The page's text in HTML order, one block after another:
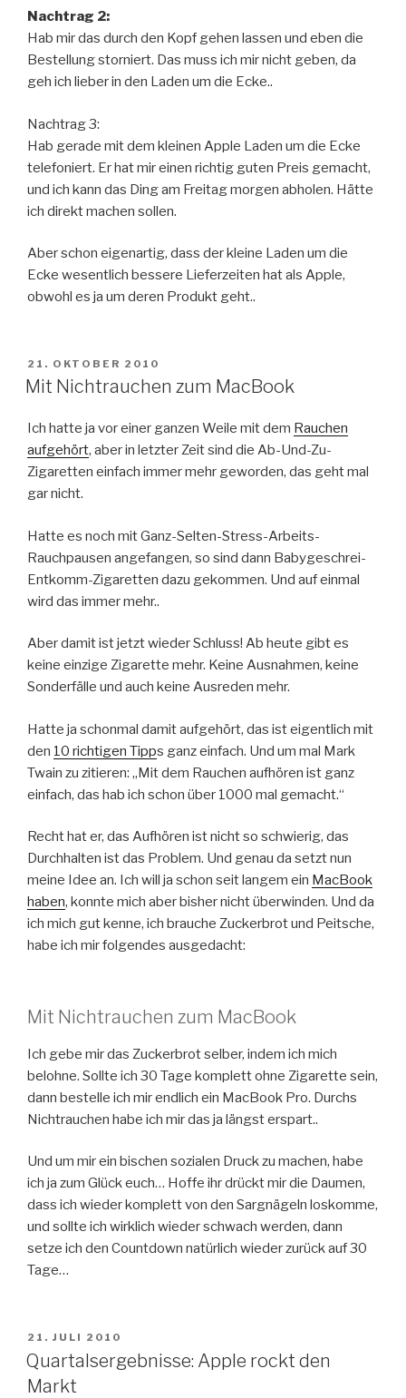
Nachtrag 2:
Hab mir das durch den Kopf gehen lassen und eben die
Bestellung storniert. Das muss ich mir nicht geben, da
geh ich lieber in den Laden um die Ecke..
Nachtrag 3:
Hab gerade mit dem kleinen Apple Laden um die Ecke
telefoniert. Er hat mir einen richtig guten Preis gemacht,
und ich kann das Ding am Freitag morgen abholen. Hätte
ich direkt machen sollen.
Aber schon eigenartig, dass der kleine Laden um die
Ecke wesentlich bessere Lieferzeiten hat als Apple,
obwohl es ja um deren Produkt geht..
VERÖFFENTLICHT
AM
21. OKTOBER 2010
Mit Nichtrauchen zum MacBook
Ich hatte ja vor einer ganzen Weile mit dem Rauchen
aufgehört, aber in letzter Zeit sind die Ab-Und-Zu-
Zigaretten einfach immer mehr geworden, das geht mal
gar nicht.
Hatte es noch mit Ganz-Selten-Stress-Arbeits-
Rauchpausen angefangen, so sind dann Babygeschrei-
Entkomm-Zigaretten dazu gekommen. Und auf einmal
wird das immer mehr..
Aber damit ist jetzt wieder Schluss! Ab heute gibt es
keine einzige Zigarette mehr. Keine Ausnahmen, keine
Sonderfälle und auch keine Ausreden mehr.
Hatte ja schonmal damit aufgehört, das ist eigentlich mit
den 10 richtigen Tipps ganz einfach. Und um mal Mark
Twain zu zitieren: „Mit dem Rauchen aufhören ist ganz
einfach, das hab ich schon über 1000 mal gemacht.“
Recht hat er, das Aufhören ist nicht so schwierig, das
Durchhalten ist das Problem. Und genau da setzt nun
meine Idee an. Ich will ja schon seit langem ein MacBook
haben, konnte mich aber bisher nicht überwinden. Und da
ich mich gut kenne, ich brauche Zuckerbrot und Peitsche,
habe ich mir folgendes ausgedacht:
Mit Nichtrauchen zum MacBook
Ich gebe mir das Zuckerbrot selber, indem ich mich
belohne. Sollte ich 30 Tage komplett ohne Zigarette sein,
dann bestelle ich mir endlich ein MacBook Pro. Durchs
Nichtrauchen habe ich mir das ja längst erspart..
Und um mir ein bischen sozialen Druck zu machen, habe
ich ja zum Glück euch… Hoffe ihr drückt mir die Daumen,
dass ich wieder komplett von den Sargnägeln loskomme,
und sollte ich wirklich wieder schwach werden, dann
setze ich den Countdown natürlich wieder zurück auf 30
Tage…
VERÖFFENTLICHT
AM
21. JULI 2010
Quartalsergebnisse: Apple rockt den
Markt